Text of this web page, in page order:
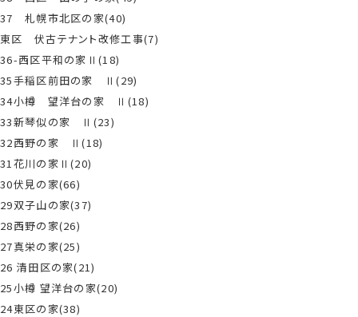
37 札幌市北区の家(40)
東区 伏古テナント改修工事(7)
36-西区平和の家Ⅱ(18)
35手稲区前田の家 Ⅱ(29)
34小樽 望洋台の家 Ⅱ(18)
33新琴似の家 Ⅱ(23)
32西野の家 Ⅱ(18)
31花川の家Ⅱ(20)
30伏見の家(66)
29双子山の家(37)
28西野の家(26)
27真栄の家(25)
26 清田区の家(21)
25小樽 望洋台の家(20)
24東区の家(38)